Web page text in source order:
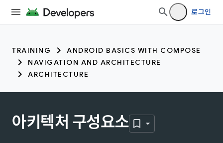
로그인
TRAINING
ANDROID BASICS WITH COMPOSE
NAVIGATION AND ARCHITECTURE
ARCHITECTURE
아키텍처 구성요소